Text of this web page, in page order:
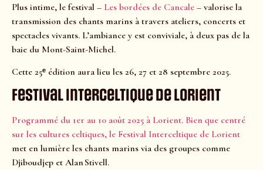
Plus intime, le festival – Les bordées de Cancale – valorise la
transmission des chants marins à travers ateliers, concerts et
spectacles vivants. L’ambiance y est conviviale, à deux pas de la
baie du Mont-Saint-Michel.
Cette 25ᵉ édition aura lieu les 26, 27 et 28 septembre 2025.
Festival interceltique de Lorient
Programmé du 1er au 10 août 2025 à Lorient. Bien que centré
sur les cultures celtiques, le Festival Interceltique de Lorient
met en lumière les chants marins via des groupes comme
Djiboudjep et Alan Stivell.